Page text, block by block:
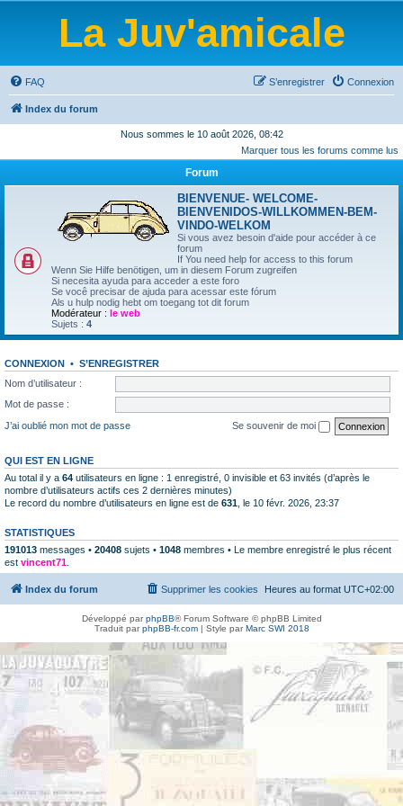
La Juv'amicale
FAQ Connexion
S’enregistrer
Index du forum
Nous sommes le 10 août 2026, 08:42
Marquer tous les forums comme lus
Forum
BIENVENUE- WELCOME-
BIENVENIDOS-WILLKOMMEN-BEM-
VINDO-WELKOM
Si vous avez besoin d'aide pour accéder à ce
forum
If You need help for access to this forum
Wenn Sie Hilfe benötigen, um in diesem Forum zugreifen
Si necesita ayuda para acceder a este foro
Se você precisar de ajuda para acessar este fórum
Als u hulp nodig hebt om toegang tot dit forum
Modérateur : le web
Sujets : 4
CONNEXION • S’ENREGISTRER
Nom d’utilisateur :
Mot de passe :
J’ai oublié mon mot de passe
Se souvenir de moi
QUI EST EN LIGNE
Au total il y a 64 utilisateurs en ligne : 1 enregistré, 0 invisible et 63 invités (d’après le
nombre d’utilisateurs actifs ces 2 dernières minutes)
Le record du nombre d’utilisateurs en ligne est de 631 , le 10 févr. 2026, 23:37
STATISTIQUES
191013 messages • 20408 sujets • 1048 membres • Le membre enregistré le plus récent
est vincent71
Index du forum Heures au format UTC+02:00
Supprimer les cookies
Développé parphpBB® Forum Software © phpBB Limited
Traduit parphpBB-fr.com| Style parMarc SWI 2018